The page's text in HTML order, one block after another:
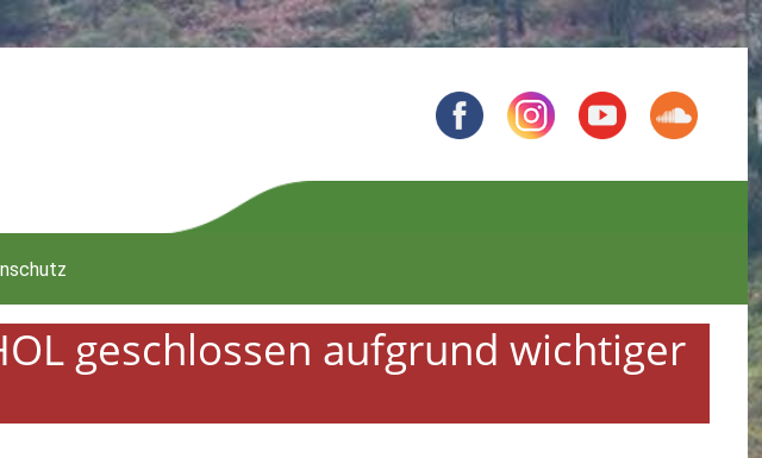
geschlossen aufgrund wichtiger